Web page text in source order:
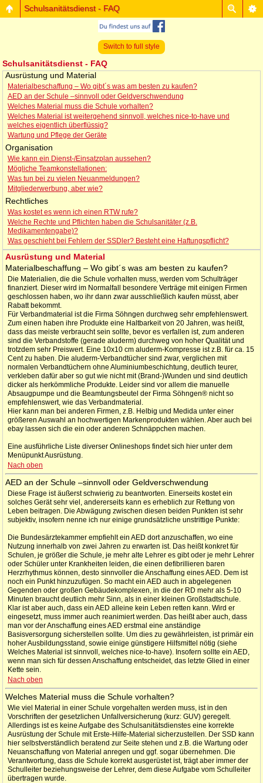
Schulsanitätsdienst - FAQ
Switch to full style
Schulsanitätsdienst - FAQ
Ausrüstung und Material
Materialbeschaffung – Wo gibt´s was am besten zu kaufen?
AED an der Schule –sinnvoll oder Geldverschwendung
Welches Material muss die Schule vorhalten?
Welches Material ist weitergehend sinnvoll, welches nice-to-have und
welches eigentlich überflüssig?
Wartung und Pflege der Geräte
Organisation
Wie kann ein Dienst-/Einsatzplan aussehen?
Mögliche Teamkonstellationen:
Was tun bei zu vielen Neuanmeldungen?
Mitgliederwerbung, aber wie?
Rechtliches
Was kostet es wenn ich einen RTW rufe?
Welche Rechte und Pflichten haben die Schulsanitäter (z.B.
Medikamentengabe)?
Was geschieht bei Fehlern der SSDler? Besteht eine Haftungspflicht?
Ausrüstung und Material
Materialbeschaffung – Wo gibt´s was am besten zu kaufen?
Die Materialien, die die Schule vorhalten muss, werden vom Schulträger
finanziert. Dieser wird im Normalfall besondere Verträge mit einigen Firmen
geschlossen haben, wo ihr dann zwar ausschließlich kaufen müsst, aber
Rabatt bekommt.
Für Verbandmaterial ist die Firma Söhngen durchweg sehr empfehlenswert.
Zum einen haben ihre Produkte eine Haltbarkeit von 20 Jahren, was heißt,
dass das meiste verbraucht sein sollte, bevor es verfallen ist, zum anderen
sind die Verbandstoffe (gerade aluderm) durchweg von hoher Qualität und
trotzdem sehr Preiswert. Eine 10x10 cm aluderm-Kompresse ist z.B. für ca. 15
Cent zu haben. Die aluderm-Verbandtücher sind zwar, verglichen mit
normalen Verbandtüchern ohne Aluminiumbeschichtung, deutlich teurer,
verkleben dafür aber so gut wie nicht mit (Brand-)Wunden und sind deutlich
dicker als herkömmliche Produkte. Leider sind vor allem die manuelle
Absaugpumpe und die Beamtungsbeutel der Firma Söhngen® nicht so
empfehlenswert, wie das Verbandmaterial.
Hier kann man bei anderen Firmen, z.B. Helbig und Medida unter einer
größeren Auswahl an hochwertigen Markenprodukten wählen. Aber auch bei
ebay lassen sich die ein oder anderen Schnäppchen machen.
Eine ausführliche Liste diverser Onlineshops findet sich hier unter dem
Menüpunkt Ausrüstung.
Nach oben
AED an der Schule –sinnvoll oder Geldverschwendung
Diese Frage ist äußerst schwierig zu beantworten. Einerseits kostet ein
solches Gerät sehr viel, andererseits kann es erheblich zur Rettung von
Leben beitragen. Die Abwägung zwischen diesen beiden Punkten ist sehr
subjektiv, insofern nenne ich nur einige grundsätzliche unstrittige Punkte:
Die Bundesärztekammer empfiehlt ein AED dort anzuschaffen, wo eine
Nutzung innerhalb von zwei Jahren zu erwarten ist. Das heißt konkret für
Schulen, je größer die Schule, je mehr alte Lehrer es gibt oder je mehr Lehrer
oder Schüler unter Krankheiten leiden, die einen defibrillieren baren
Herzrhythmus können, desto sinnvoller die Anschaffung eines AED. Dem ist
noch ein Punkt hinzuzufügen. So macht ein AED auch in abgelegenen
Gegenden oder großen Gebäudekomplexen, in die der RD mehr als 5-10
Minuten braucht deutlich mehr Sinn, als in einer kleinen Großstadtschule.
Klar ist aber auch, dass ein AED alleine kein Leben retten kann. Wird er
eingesetzt, muss immer auch reanimiert werden. Das heißt aber auch, dass
man vor der Anschaffung eines AED erstmal eine anständige
Basisversorgung sicherstellen sollte. Um dies zu gewährleisten, ist primär ein
hoher Ausbildungsstand, sowie einige günstigere Hilfsmittel nötig (siehe
Welches Material ist sinnvoll, welches nice-to-have). Insofern sollte ein AED,
wenn man sich für dessen Anschaffung entscheidet, das letzte Glied in einer
Kette sein.
Nach oben
Welches Material muss die Schule vorhalten?
Wie viel Material in einer Schule vorgehalten werden muss, ist in den
Vorschriften der gesetzlichen Unfallversicherung (kurz: GUV) geregelt.
Allerdings ist es keine Aufgabe des Schulsanitätsdienstes eine korrekte
Ausrüstung der Schule mit Erste-Hilfe-Material sicherzustellen. Der SSD kann
hier selbstverständlich beratend zur Seite stehen und z.B. die Wartung oder
Neuanschaffung von Material anregen und ggf. sogar übernehmen. Die
Verantwortung, dass die Schule korrekt ausgerüstet ist, trägt aber immer der
Schulleiter beziehungsweise der Lehrer, dem diese Aufgabe vom Schulleiter
übertragen wurde.